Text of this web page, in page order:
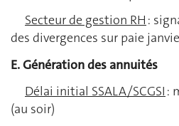
Secteur de gestion RH :
des divergences sur paie
E. Génération des annuités
Délai initial SSALA/SCGSI :
(au soir)